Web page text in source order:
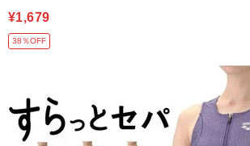
¥1,679
38％OFF